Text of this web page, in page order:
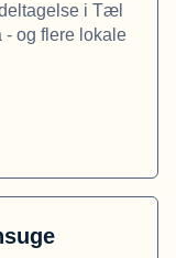
i Tæl
- og flere lokale